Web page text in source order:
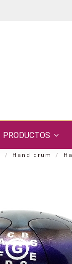
PRODUCTOS
Hand drum